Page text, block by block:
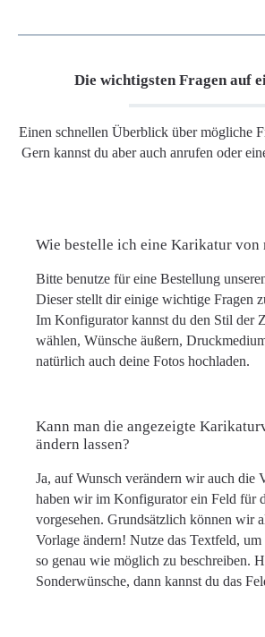
Die wichtigsten Fragen auf
Einen schnellen Überblick über mögliche
Gern kannst du aber auch anrufen oder
Wie bestelle ich eine Karikatur von
Bitte benutze für eine Bestellung
Dieser stellt dir einige wichtige Fragen
Im Konfigurator kannst du den Stil der
wählen, Wünsche äußern,
natürlich auch deine Fotos hochladen.
Kann man die angezeigte
ändern lassen?
Ja, auf Wunsch verändern wir auch die
haben wir im Konfigurator ein Feld für
vorgesehen. Grundsätzlich können wir
Vorlage ändern! Nutze das Textfeld,
so genau wie möglich zu beschreiben.
Sonderwünsche, dann kannst du das